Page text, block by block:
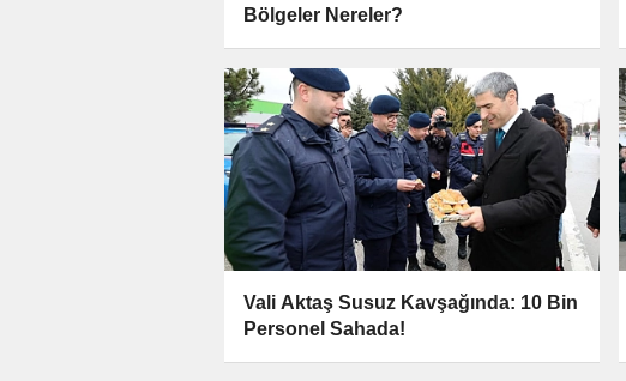
Bölgeler Nereler?
Vali Aktaş Susuz Kavşağında: 10 Bin
Personel Sahada!